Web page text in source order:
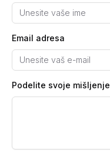
Email adresa
Podelite svoje mišljenje